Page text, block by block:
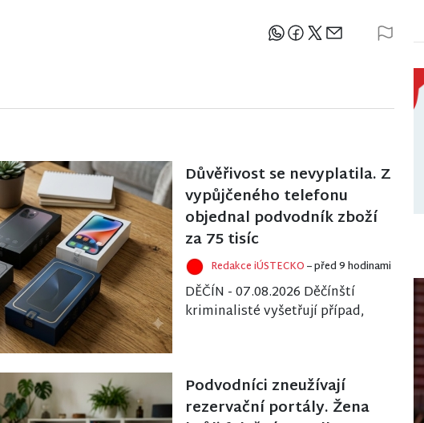
Sdílejte článek
Důvěřivost se nevyplatila. Z
vypůjčeného telefonu
objednal podvodník zboží
za 75 tisíc
Redakce iÚSTECKO– před 9 hodinami
DĚČÍN - 07.08.2026 Děčínští
kriminalisté vyšetřují případ,
Podvodníci zneužívají
rezervační portály. Žena